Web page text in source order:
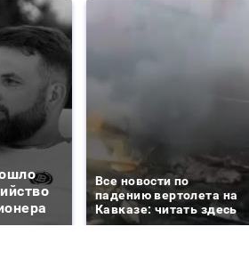
Все новости по
падению вертолета на
Кавказе: читать здесь